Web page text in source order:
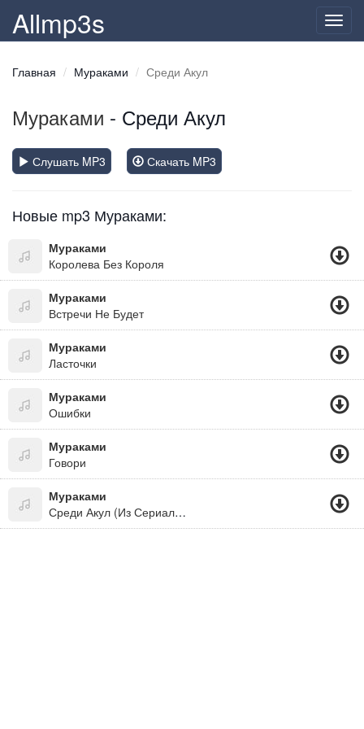
Allmp3s
Главная Мураками Среди Акул
Мураками - Среди Акул
Слушать MP3 Скачать MP3
Новые mp3 Мураками:
Мураками
Королева Без Короля
Мураками
Встречи Не Будет
Мураками
Ласточки
Мураками
Ошибки
Мураками
Говори
Мураками
Среди Акул (Из Сериала "Мастер")